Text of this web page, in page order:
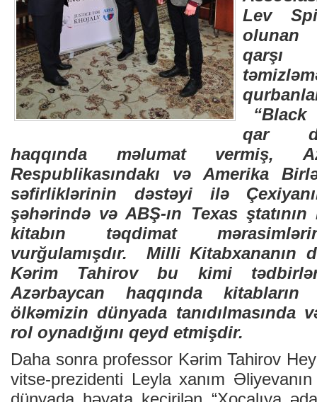
Lev
olunan
qarşı
“Black
qar
haqqında məlumat vermiş,
Respublikasındakı və Amerika
səfirliklərinin dəstəyi ilə
şəhərində və ABŞ-ın Texas
kitabın təqdimat
vurğulamışdır. Milli Kitabxananın
Kərim Tahirov bu kimi
Azərbaycan haqqında kitabların
ölkəmizin dünyada tanıdılmasında
rol oynadığını qeyd etmişdir.
Daha sonra professor Kərim Tahirov
vitse-prezidenti Leyla xanım